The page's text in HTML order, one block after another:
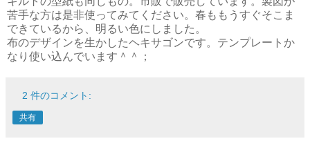
苦手な方は是非使ってみてください。春ももうすぐそこま
できているから、明るい色にしました。
布のデザインを生かしたヘキサゴンです。テンプレートか
なり使い込んでいます＾＾；
2 件のコメント:
共有